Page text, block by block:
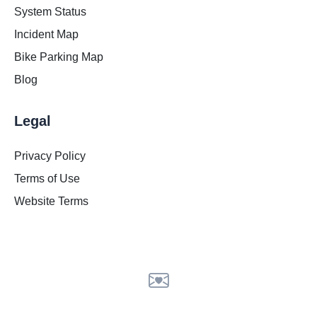
System Status
Incident Map
Bike Parking Map
Blog
Legal
Privacy Policy
Terms of Use
Website Terms